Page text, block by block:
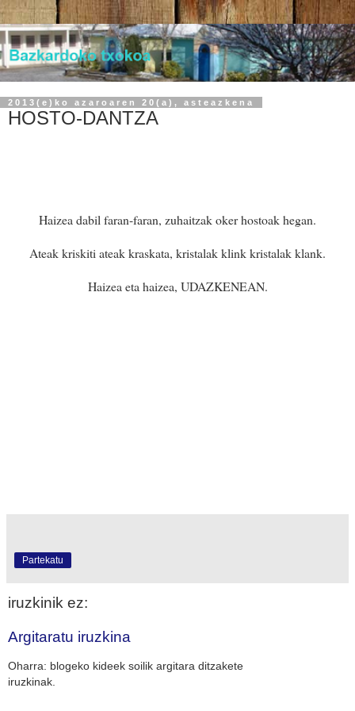
2013(e)ko azaroaren 20(a), asteazkena
HOSTO-DANTZA
Haizea dabil faran-faran, zuhaitzak oker hostoak hegan.
Ateak kriskiti ateak kraskata, kristalak klink kristalak klank.
Haizea eta haizea, UDAZKENEAN.
Partekatu
iruzkinik ez:
Argitaratu iruzkina
Oharra: blogeko kideek soilik argitara ditzakete
iruzkinak.